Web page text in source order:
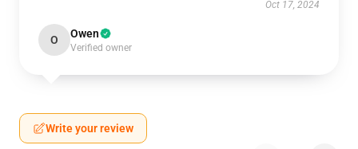
Oct 17, 2024
O Owen
Verified owner
Write your review